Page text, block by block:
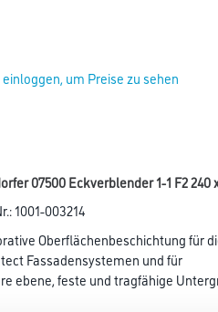
um Preise zu sehen
07500 Eckverblender 1-1 F2 240
1001-003214
Oberflächenbeschichtung für
Fassadensystemen und für
ebene, feste und tragfähige